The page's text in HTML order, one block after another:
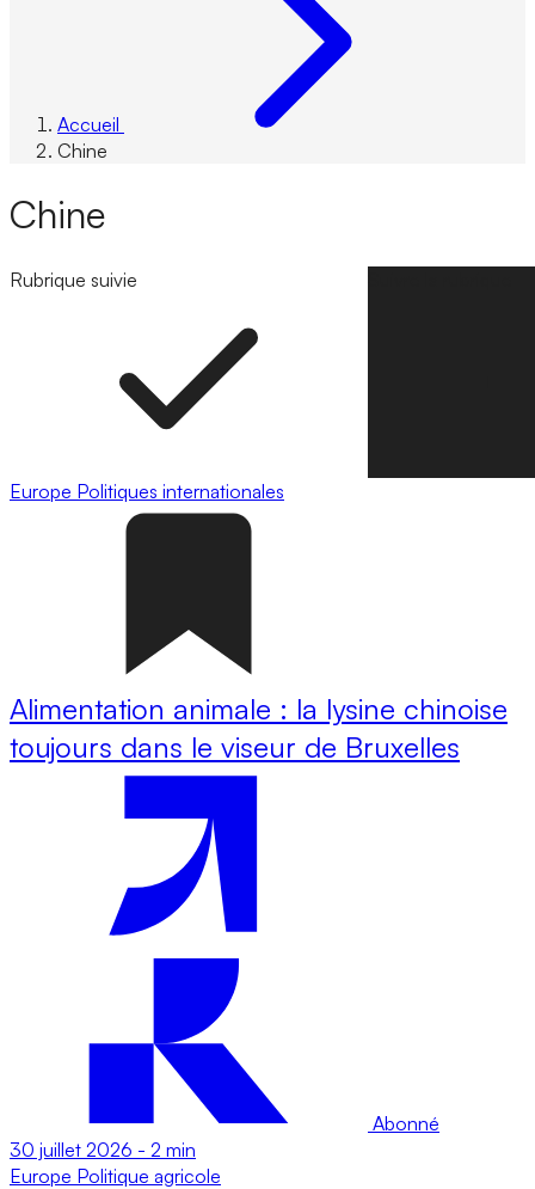
Accueil
Chine
Chine
Rubrique suivie
Europe Politiques internationales
Alimentation animale : la lysine chinoise
toujours dans le viseur de Bruxelles
Abonné
30 juillet 2026 - 2 min
Europe Politique agricole